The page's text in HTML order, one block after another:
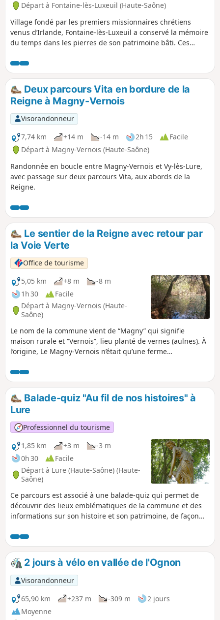
Départ à Fontaine-lès-Luxeuil (Haute-Saône)
Village fondé par les premiers missionnaires chrétiens
venus d’Irlande, Fontaine-lès-Luxeuil a conservé la mémoire
du temps dans les pierres de son patrimoine bâti. Ces
circuit pédestre jalonné de tables de lecture. En les lisant,
vous y découvrirez des éléments d’histoire du patrimoine,
les spécificités de la faune et de la flore locale, ainsi que
certains évènements survenus sur le territoire communal.
Deux parcours Vita en bordure de la
Reigne à Magny-Vernois
Visorandonneur
7,74 km
+14 m -14 m 2h 15
Facile
Départ à Magny-Vernois (Haute-Saône)
Randonnée en boucle entre Magny-Vernois et Vy-lès-Lure,
avec passage sur deux parcours Vita, aux abords de la
Reigne.
Le sentier de la Reigne avec retour par
la Voie Verte
Office de tourisme
5,05 km
+8 m
-8 m
1h 30
Facile
Départ à Magny-Vernois (Haute-
Saône)
Le nom de la commune vient de “Magny” qui signifie
maison rurale et “Vernois”, lieu planté de vernes (aulnes). À
l’origine, Le Magny-Vernois n’était qu’une ferme
le sentier de la Reigne (5 km) permet de longer le moulin et
de pénétrer dans les sous-bois pour contempler la rivière.
Sur ce chemin ombragé, la couleur somptueuse de l'eau, le
calme, la faune et la flore luxuriante offrent un magnifique
moment de dépaysement. Pour regagner Magny-Vernois, le
sentier emprunte une partie de la Voie Verte.
Balade-quiz "Au fil de nos histoires" à
Lure
Professionnel du tourisme
1,85 km
+3 m
-3 m
0h 30
Facile
Départ à Lure (Haute-Saône) (Haute-
Saône)
Ce parcours est associé à une balade-quiz qui permet de
découvrir des lieux emblématiques de la commune et des
informations sur son histoire et son patrimoine, de façon
parcours "adulte + enfant" (avec en plus des questions à
destination des enfants de 6 à 11 ans). La description ci-
dessous fait uniquement référence au parcours "adulte".
2 jours à vélo en vallée de l'Ognon
Visorandonneur
65,90 km
+237 m -309 m
2 jours
Moyenne